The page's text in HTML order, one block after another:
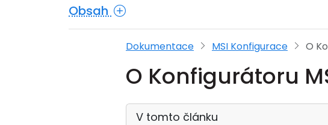
Obsah
Dokumentace MSI Konfigurace O
O Konfigurátoru
V tomto článku